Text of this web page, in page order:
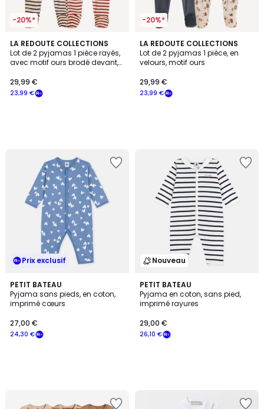
-20%*
LA REDOUTE COLLECTIONS
Lot de 2 pyjamas 1 pièce rayés,
avec motif ours brodé devant,
23,99 €
29,99 €
-20%*
LA REDOUTE COLLECTIONS
Lot de 2 pyjamas 1 pièce, en
velours, motif ours
23,99 €
29,99 €
Prix exclusif
PETIT BATEAU
Pyjama sans pieds, en coton,
imprimé cœurs
24,30 €
27,00 €
Nouveau
PETIT BATEAU
Pyjama en coton, sans pied,
imprimé rayures
26,10 €
29,00 €